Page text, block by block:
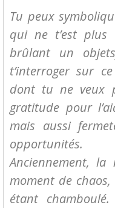
Tu peux
qui ne t’est
brûlant un
t’interroger sur
dont tu ne veux
gratitude pour
mais aussi
opportunités.
Anciennement,
moment de chaos,
étant chamboulé.